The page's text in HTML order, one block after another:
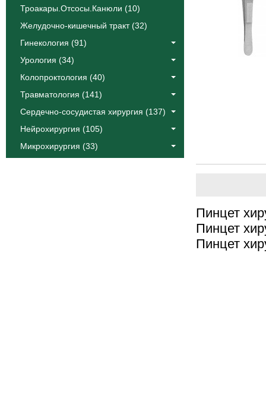
Троакары.Отсосы.Канюли (10)
Желудочно-кишечный тракт (32)
Гинекология (91)
Урология (34)
Колопроктология (40)
Травматология (141)
Сердечно-сосудистая хирургия (137)
Нейрохирургия (105)
Микрохирургия (33)
Пинцет
Пинцет
Пинцет